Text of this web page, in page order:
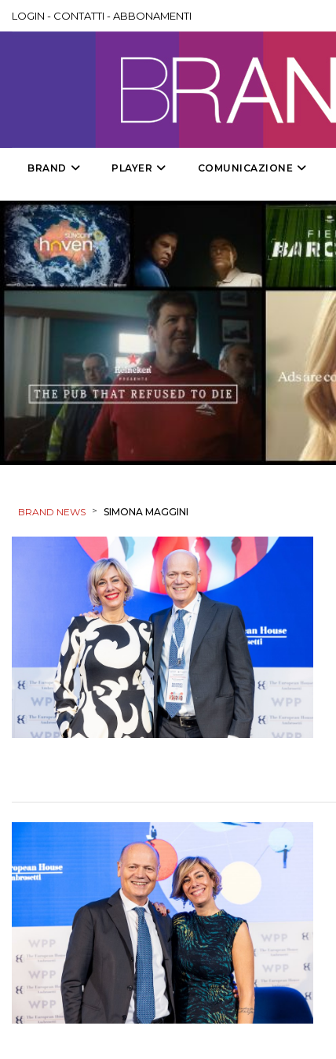
LOGIN - CONTATTI -ABBONAMENTI
BRAND PLAYER COMUNICAZIONE
BRAND NEWS > SIMONA MAGGINI